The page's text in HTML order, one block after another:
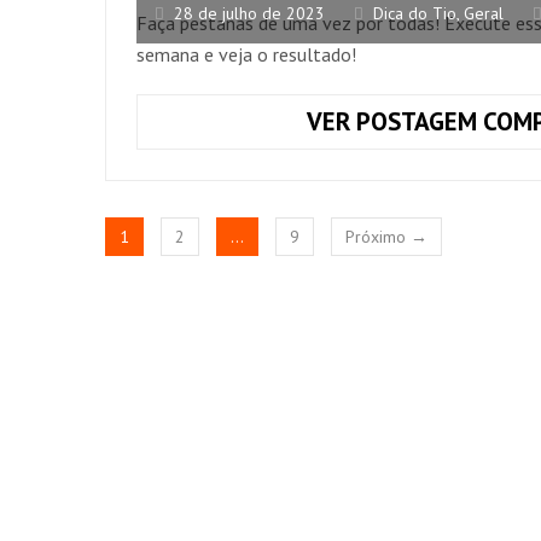
28 de julho de 2023 Dica do Tio, Geral
Faça pestanas de uma vez por todas! Execute
semana e veja o resultado!
VER POSTAGEM
1 2 … 9 Próximo →